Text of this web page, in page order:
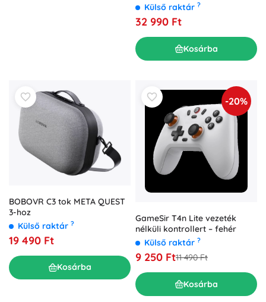
Külső raktár ?
32 990 Ft
Kosárba
BOBOVR C3 tok META QUEST
3-hoz
Külső raktár ?
19 490 Ft
Kosárba
-20%
GameSir T4n Lite vezeték
nélküli kontrollert – fehér
Külső raktár ?
9 250 Ft11 490 Ft
Kosárba